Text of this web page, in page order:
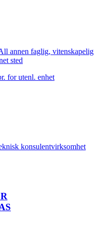
annen faglig, vitenskapelig
sted
for utenl. enhet
konsulentvirksomhet